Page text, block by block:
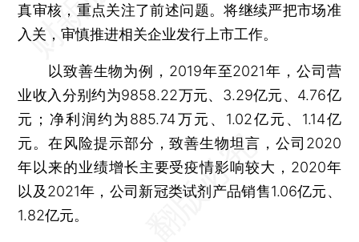
真审核，重点关注了前述问题。将继续严把市场准
入关，审慎推进相关企业发行上市工作。
以致善生物为例，2019年至2021年，公司营
业收入分别约为9858.22万元、3.29亿元、4.76亿
元；净利润约为885.74万元、1.02亿元、1.14亿
元。在风险提示部分，致善生物坦言，公司2020
年以来的业绩增长主要受疫情影响较大，2020年
以及2021年，公司新冠类试剂产品销售1.06亿元、
1.82亿元。